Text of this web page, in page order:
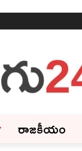
రాజకీయం